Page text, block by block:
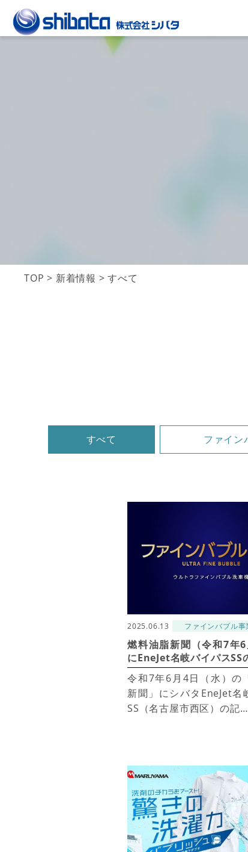
TOP > 新着情報 >すべて
すべて ファイン
2025.06.13 ファインバブル事
燃料油脂新聞（令和7年6
にEneJet名岐バイパスSS
令和7年6月4日（水）の
新聞」にシバタEneJet名
SS（名古屋市西区）の記…